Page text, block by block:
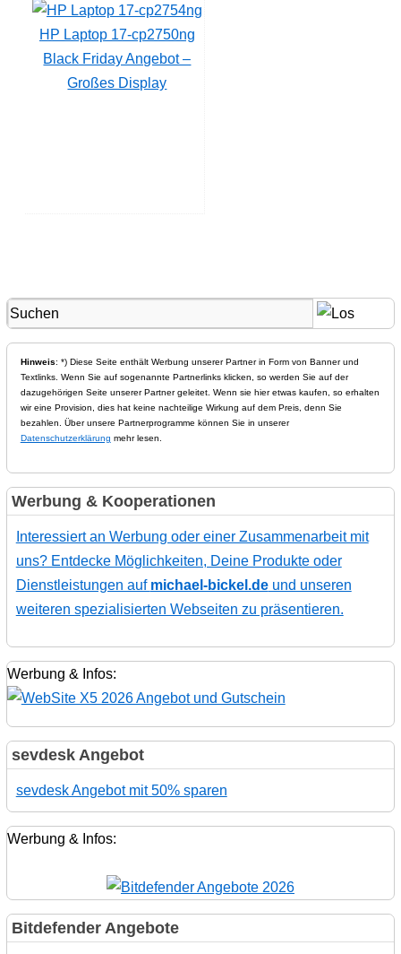
HP Laptop 17-cp2750ng
Black Friday Angebot –
Großes Display
Hinweis: *) Diese Seite enthält Werbung unserer Partner in Form von Banner und
Textlinks. Wenn Sie auf sogenannte Partnerlinks klicken, so werden Sie auf der
dazugehörigen Seite unserer Partner geleitet. Wenn sie hier etwas kaufen, so erhalten
wir eine Provision, dies hat keine nachteilige Wirkung auf dem Preis, denn Sie
bezahlen. Über unsere Partnerprogramme können Sie in unserer
Datenschutzerklärung mehr lesen.
Werbung & Kooperationen
Interessiert an Werbung oder einer Zusammenarbeit mit
uns? Entdecke Möglichkeiten, Deine Produkte oder
Dienstleistungen auf michael-bickel.deund unseren
weiteren spezialisierten Webseiten zu präsentieren.
Werbung & Infos:
sevdesk Angebot
sevdesk Angebot mit 50% sparen
Werbung & Infos:
Bitdefender Angebote